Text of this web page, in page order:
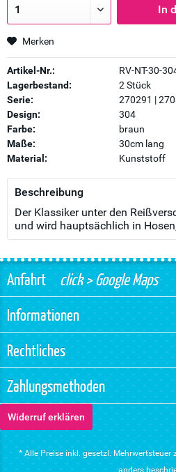
In
Merken
Artikel-Nr.:
RV-NT-30-
Lagerbestand:
2 Stück
Serie:
270291 |
Design:
304
Farbe:
braun
Maße:
30cm lang
Material:
Kunststoff
Beschreibung
Der Klassiker unter den
und wird hauptsächlich in
Anfahrtclick > Google Maps
Informationen
Rechtliches
Zahlungsmethoden
Widerruf erklären
* Alle Preise inkl. gesetzl. Mehrwertsteuer